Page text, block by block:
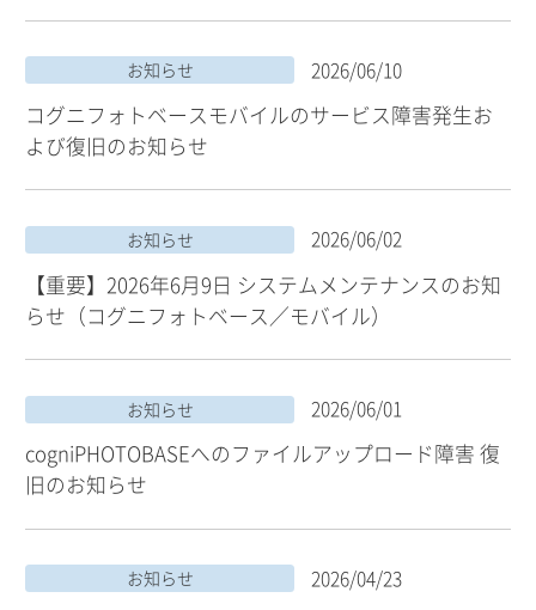
お知らせ 2026/06/10
コグニフォトベースモバイルのサービス障害発生お
よび復旧のお知らせ
お知らせ 2026/06/02
【重要】2026年6月9日 システムメンテナンスのお知
らせ（コグニフォトベース／モバイル）
お知らせ 2026/06/01
cogniPHOTOBASEへのファイルアップロード障害 復
旧のお知らせ
お知らせ 2026/04/23